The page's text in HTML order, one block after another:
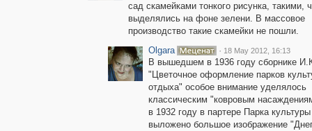
сад скамейками тонкого рисунка, такими,
выделялись на фоне зелени. В массовое
производство такие скамейки не пошли.
Olgara
· 18 May 2012, 16:13
В вышедшем в 1936 году сборнике
"Цветочное оформление парков
отдыха" особое внимание уделялось
классическим "ковровым
в 1932 году в партере Парка
выложено большое изображение